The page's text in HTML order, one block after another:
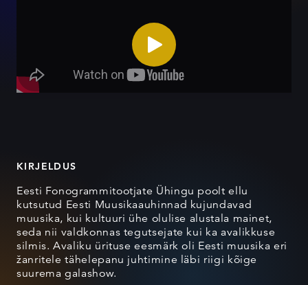
KIRJELDUS
Eesti Fonogrammitootjate Ühingu poolt ellu
kutsutud Eesti Muusikaauhinnad kujundavad
muusika, kui kultuuri ühe olulise alustala mainet,
seda nii valdkonnas tegutsejate kui ka avalikkuse
silmis. Avaliku ürituse eesmärk oli Eesti muusika eri
žanritele tähelepanu juhtimine läbi riigi kõige
suurema galashow.